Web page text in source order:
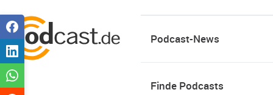
Podcast-News
Finde Podcasts